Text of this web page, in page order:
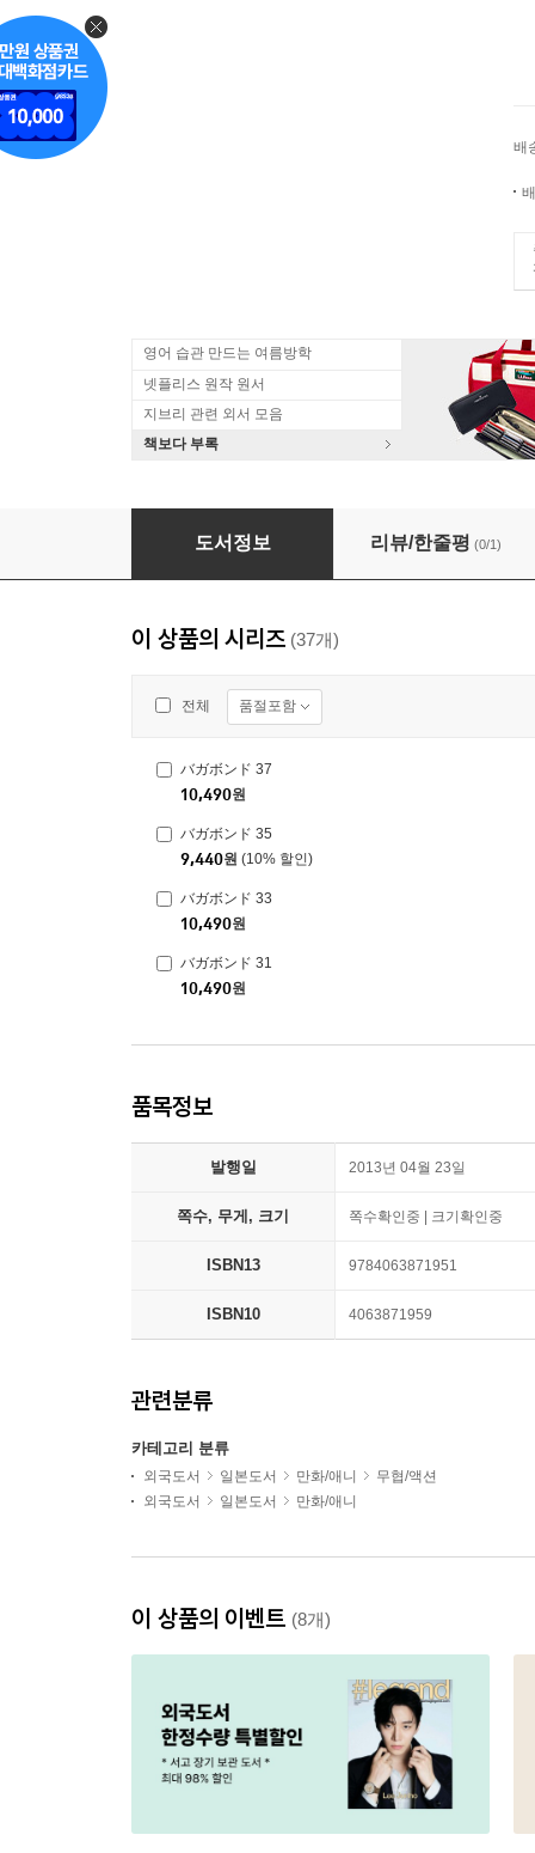
배
영어 습관 만드는 여름방학
넷플리스 원작 원서
지브리 관련 외서 모음
책보다 부록
バガボンド 35
도서정보 리뷰/한줄평 (0/1)
이 상품의 시리즈 (37개)
전체 품절포함
バガボンド 37
10,490원
バガボンド 35
9,440원 (10% 할인)
バガボンド 33
10,490원
バガボンド 31
10,490원
품목정보
발행일 2013년 04월 23일
쪽수, 무게, 크기 쪽수확인중 | 크기확인중
ISBN13 9784063871951
ISBN10 4063871959
관련분류
카테고리 분류
외국도서 일본도서 만화/애니
무협/액션
외국도서
일본도서 만화/애니
이 상품의 이벤트 (8개)